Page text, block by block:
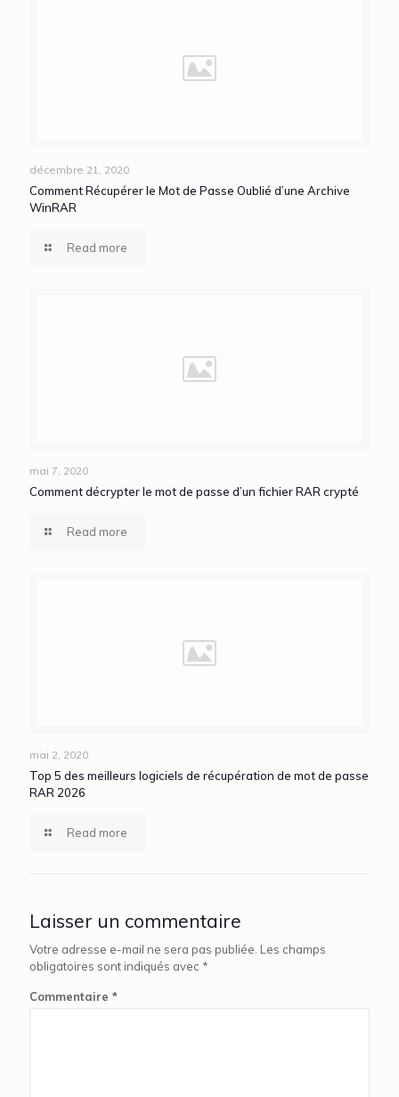
décembre 21, 2020
Comment Récupérer le Mot de Passe Oublié d’une Archive
WinRAR
Read more
mai 7, 2020
Comment décrypter le mot de passe d’un fichier RAR crypté
Read more
mai 2, 2020
Top 5 des meilleurs logiciels de récupération de mot de passe
RAR 2026
Read more
Laisser un commentaire
Votre adresse e-mail ne sera pas publiée. Les champs
obligatoires sont indiqués avec *
Commentaire *